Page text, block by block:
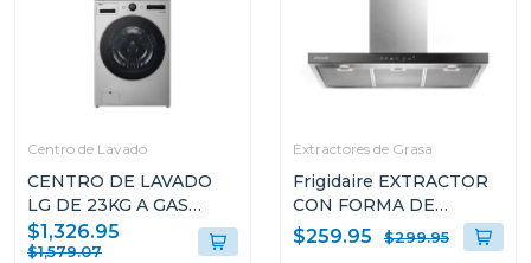
Centro de Lavado
CENTRO DE LAVADO
LG DE 23KG A GAS
COLOR GRIS
WM23VFXS6/DF74VFXS6B
$1,326.95
$1,579.07
Extractores de Grasa
Frigidaire EXTRACTOR
CON FORMA DE
CAMPANA DE 36" PARA
PARED L904EXI
$259.95 $299.95